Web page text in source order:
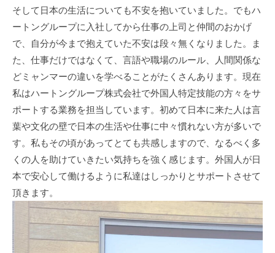
そして日本の生活についても不安を抱いていました。でもハ
ートングループに入社してから仕事の上司と仲間のおかげ
で、自分が今まで抱えていた不安は段々無くなりました。ま
た、仕事だけではなくて、言語や職場のルール、人間関係な
どミャンマーの違いを学べることがたくさんあります。現在
私はハートングループ株式会社で外国人特定技能の方々をサ
ポートする業務を担当しています。初めて日本に来た人は言
葉や文化の壁で日本の生活や仕事に中々慣れない方が多いで
す。私もその頃があってとても共感しますので、なるべく多
くの人を助けていきたい気持ちを強く感じます。外国人が日
本で安心して働けるように私達はしっかりとサポートさせて
頂きます。